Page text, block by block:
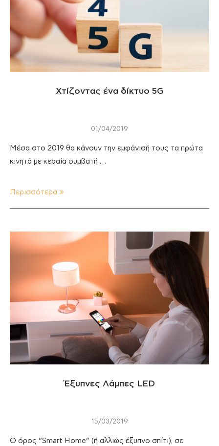
Χτίζοντας ένα δίκτυο 5G
01/04/2019
Μέσα στο 2019 θα κάνουν την εμφάνισή τους τα πρώτα
κινητά με κεραία συμβατή …
Περισσότερα
Έξυπνες Λάμπες LED
15/03/2019
Ο όρος “Smart Home” (ή αλλιώς έξυπνο σπίτι), σε